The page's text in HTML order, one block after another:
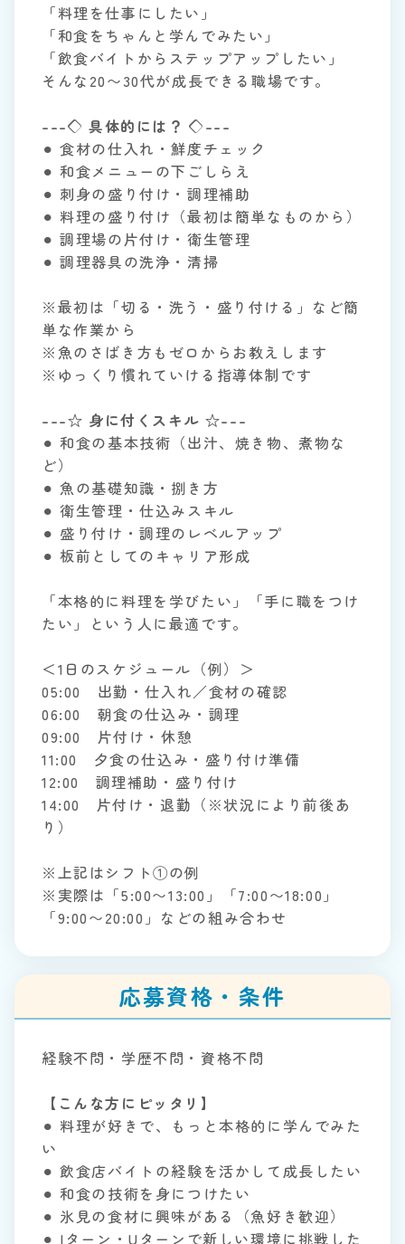
「料理を仕事にしたい」
「和食をちゃんと学んでみたい」
「飲食バイトからステップアップしたい」
そんな20〜30代が成長できる職場です。
---◇ 具体的には？ ◇---
⚫︎ 食材の仕入れ・鮮度チェック
⚫︎ 和食メニューの下ごしらえ
⚫︎ 刺身の盛り付け・調理補助
⚫︎ 料理の盛り付け（最初は簡単なものから）
⚫︎ 調理場の片付け・衛生管理
⚫︎ 調理器具の洗浄・清掃
※最初は「切る・洗う・盛り付ける」など簡
単な作業から
※魚のさばき方もゼロからお教えします
※ゆっくり慣れていける指導体制です
---☆ 身に付くスキル ☆---
⚫︎ 和食の基本技術（出汁、焼き物、煮物な
ど）
⚫︎ 魚の基礎知識・捌き方
⚫︎ 衛生管理・仕込みスキル
⚫︎ 盛り付け・調理のレベルアップ
⚫︎ 板前としてのキャリア形成
「本格的に料理を学びたい」「手に職をつけ
たい」という人に最適です。
＜1日のスケジュール（例）＞
05:00 出勤・仕入れ／食材の確認
06:00 朝食の仕込み・調理
09:00 片付け・休憩
11:00 夕食の仕込み・盛り付け準備
12:00 調理補助・盛り付け
14:00 片付け・退勤（※状況により前後あ
り）
※上記はシフト①の例
※実際は「5:00〜13:00」「7:00〜18:00」
「9:00〜20:00」などの組み合わせ
応募資格・条件
経験不問・学歴不問・資格不問
【こんな方にピッタリ】
⚫︎ 料理が好きで、もっと本格的に学んでみた
い
⚫︎ 飲食店バイトの経験を活かして成長したい
⚫︎ 和食の技術を身につけたい
⚫︎ 氷見の食材に興味がある（魚好き歓迎）
⚫︎ Iターン・Uターンで新しい環境に挑戦した